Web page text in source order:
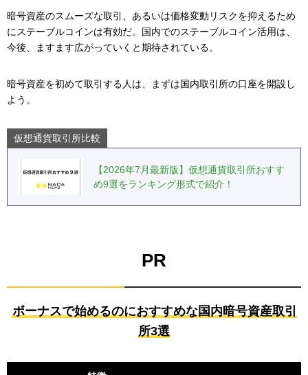
暗号資産のスムーズな取引、あるいは価格変動リスクを抑えるため
にステーブルコインは有効だ。国内でのステーブルコイン活用は、
今後、ますます広がっていくと期待されている。
暗号資産を初めて取引する人は、まずは国内取引所の口座を開設し
よう。
仮想通貨取引所比較
【2026年7月最新版】仮想通貨取引所おすす
め9選をランキング形式で紹介！
PR
ボーナスで始めるのにおすすめな国内暗号資産取引
所3選